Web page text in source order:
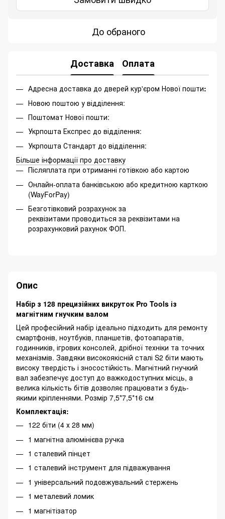
До обраного
Доставка Оплата
Адресна доставка до дверей кур'єром Нової пошти:
Новою поштою у відділення:
Поштомат Нової пошти:
Укрпошта Експрес до відділення:
Укрпошта Стандарт до відділення:
Більше інформації про доставку
Післяплата при отриманні готівкою або картою
Онлайн-оплата банківською або кредитною карткою
(WayForPay)
Безготівковий розрахунок за
реквізитами проводиться за реквізитами на
розрахунковий рахунок ФОП.
Опис
Набір з 128 прецизійних викруток Pro Tools із
магнітним гнучким валом
Цей професійний набір ідеально підходить для ремонту
смартфонів, ноутбуків, планшетів, фотоапаратів,
годинників, ігрових консолей, дрібної техніки та точних
механізмів. Завдяки високоякісній сталі S2 біти мають
високу твердість і зносостійкість. Магнітний гнучкий
вал забезпечує доступ до важкодоступних місць, а
велика кількість бітів дозволяє працювати з будь-
якими кріпленнями. Розмір 7,5*7,5*16 см
Комплектація:
122 біти (4 х 28 мм)
1 магнітна алюмінієва ручка
1 сталевий пінцет
1 сталевий інструмент для підважування
1 універсальний подовжувальний стержень
1 металевий ломик
1 магнітізатор